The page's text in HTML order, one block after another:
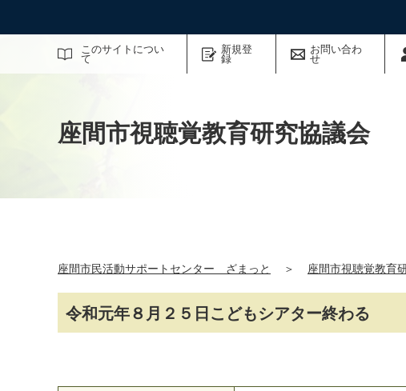
このサイトについ
て
新規登
録
お問い合わ
せ
サイト内検索
座間市視聴覚教育研究協議会
座間市民活動サポートセンター ざまっと ＞ 座間市視聴覚教育
令和元年８月２５日こどもシアター終わる